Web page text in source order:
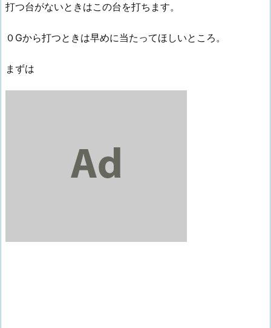
打つ台がないときはこの台を打ちます。
０Gから打つときは早めに当たってほしいところ。
まずは